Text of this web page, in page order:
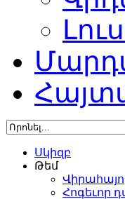
Սկիզբ
Թեմ
Հոգեւոր